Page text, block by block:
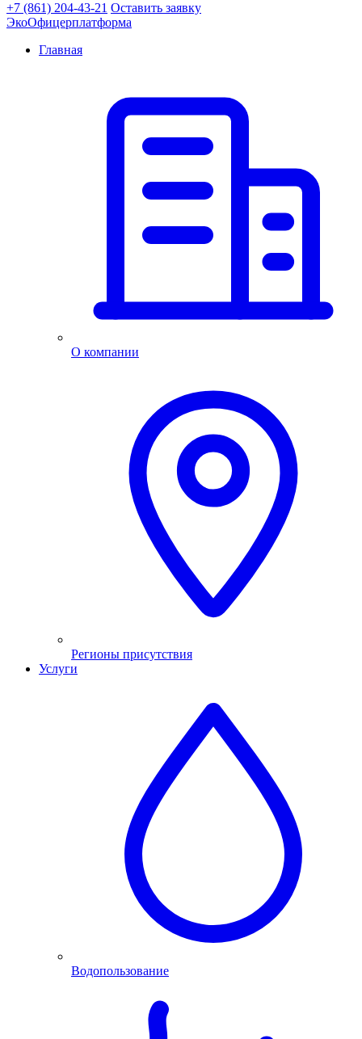
+7 (861) 204-43-21 Оставить заявку
ЭкоОфицерплатформа
Главная
О компании
Регионы присутствия
Услуги
Водопользование